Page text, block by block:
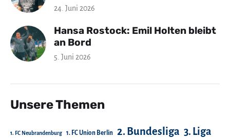
24. Juni 2026
Hansa Rostock: Emil Holten bleibt
an Bord
5. Juni 2026
Unsere Themen
1. FC Neubrandenburg 1. FC Union Berlin 2. Bundesliga 3. Liga